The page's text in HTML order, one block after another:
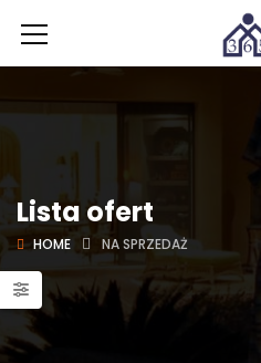
Lista ofert
HOME NA SPRZEDAŻ